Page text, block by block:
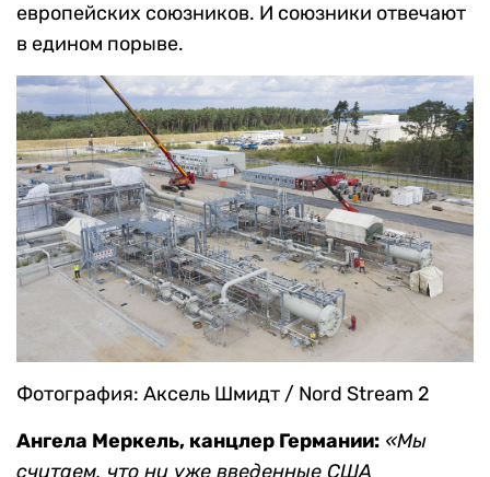
европейских союзников. И союзники отвечают
в едином порыве.
Фотография: Аксель Шмидт / Nord Stream 2
Ангела Меркель, канцлер Германии: «Мы
считаем, что ни уже введенные США